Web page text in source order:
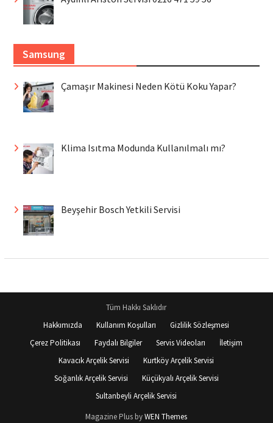
Samsung
Çamaşır Makinesi Neden Kötü Koku Yapar?
Klima Isıtma Modunda Kullanılmalı mı?
Beyşehir Bosch Yetkili Servisi
Tüm Hakkı Saklıdır
Hakkımızda
Kullanım Koşulları
Gizlilik Sözleşmesi
Çerez Politikası
Faydalı Bilgiler Servis Videoları
İletişim
Kavacık Arçelik Servisi
Kurtköy Arçelik Servisi
Soğanlık Arçelik Servisi
Küçükyalı Arçelik Servisi
Sultanbeyli Arçelik Servisi
Magazine Plus byWEN Themes